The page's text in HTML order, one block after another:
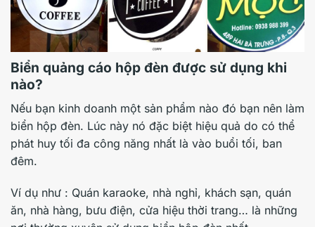
Biển quảng cáo hộp đèn được sử dụng khi
nào?
Nếu bạn kinh doanh một sản phẩm nào đó bạn nên làm
biển hộp đèn. Lúc này nó đặc biệt hiệu quả do có thể
phát huy tối đa công năng nhất là vào buổi tối, ban
đêm.
Ví dụ như : Quán karaoke, nhà nghỉ, khách sạn, quán
ăn, nhà hàng, bưu điện, cửa hiệu thời trang… là những